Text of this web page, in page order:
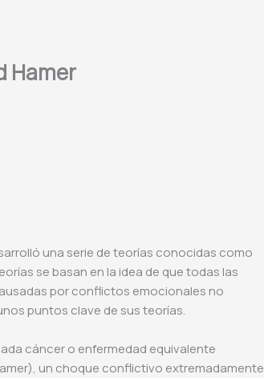
Hamer
una serie de teorías conocidas como
se basan en la idea de que todas las
por conflictos emocionales no
puntos clave de sus teorías.
cáncer o enfermedad equivalente
un choque conflictivo extremadamente